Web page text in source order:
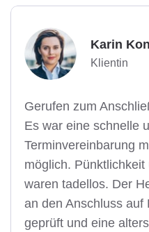
Karin
Klientin
Gerufen zum
Es war eine schnelle
Terminvereinbarung
möglich.
waren tadellos. Der
an den Anschluss auf
geprüft und eine